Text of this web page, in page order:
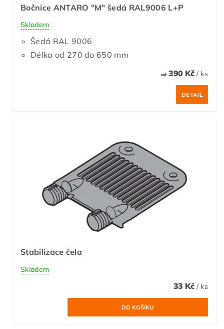
Bočnice ANTARO "M" šedá RAL9006 L+P
Skladem
Šedá RAL 9006
Délka od 270 do 650 mm
od390 Kč / ks
DETAIL
Stabilizace čela
Skladem
33 Kč / ks